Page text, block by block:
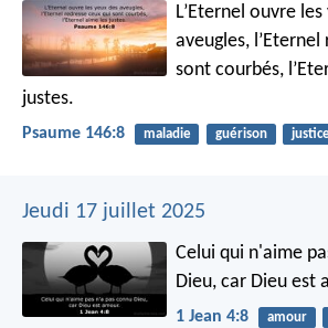
L’Eternel ouvre
aveugles, l’Eternel
sont courbés,
justes.
Psaume 146:8 maladie guérison
Jeudi 17 juillet 2025
Celui qui n'aime
Dieu, car Dieu est
1 Jean 4:8 amour